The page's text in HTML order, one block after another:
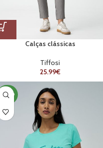
Calças clássicas
Tiffosi
25.99€
NOVO